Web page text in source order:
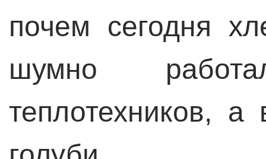
почем сегодня
шумно
теплотехников,